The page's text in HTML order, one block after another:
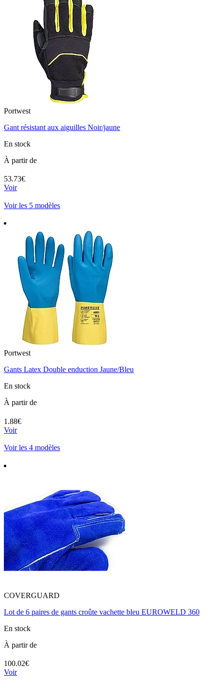
Portwest
Gant résistant aux aiguilles Noir/jaune
En stock
À partir de
53.73€
Voir
Voir les 5 modèles
Portwest
Gants Latex Double enduction Jaune/Bleu
En stock
À partir de
1.88€
Voir
Voir les 4 modèles
COVERGUARD
Lot de 6 paires de gants croûte vachette bleu EUROWELD 360
En stock
À partir de
100.02€
Voir